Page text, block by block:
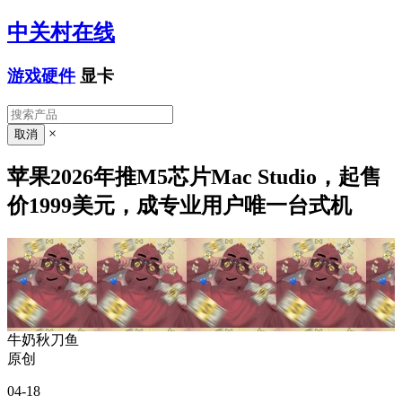
中关村在线
游戏硬件 显卡
×
苹果2026年推M5芯片Mac Studio，起售
价1999美元，成专业用户唯一台式机
牛奶秋刀鱼
原创
04-18